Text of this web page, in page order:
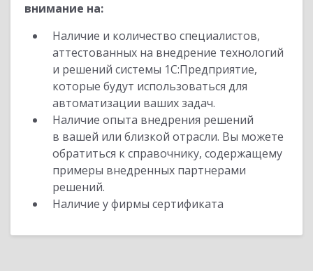
внимание на:
Наличие и количество специалистов,
аттестованных на внедрение технологий
и решений системы 1С:Предприятие,
которые будут использоваться для
автоматизации ваших задач.
Наличие опыта внедрения решений
в вашей или близкой отрасли. Вы можете
обратиться к справочнику, содержащему
примеры внедренных партнерами
решений.
Наличие у фирмы сертификата